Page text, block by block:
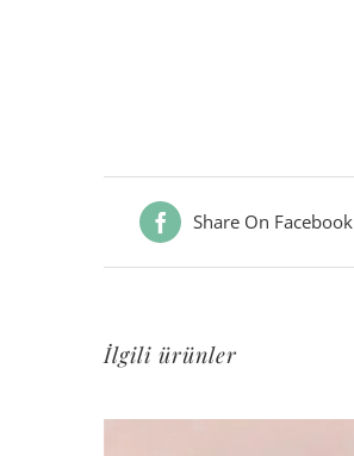
Share On Facebook
İlgili ürünler